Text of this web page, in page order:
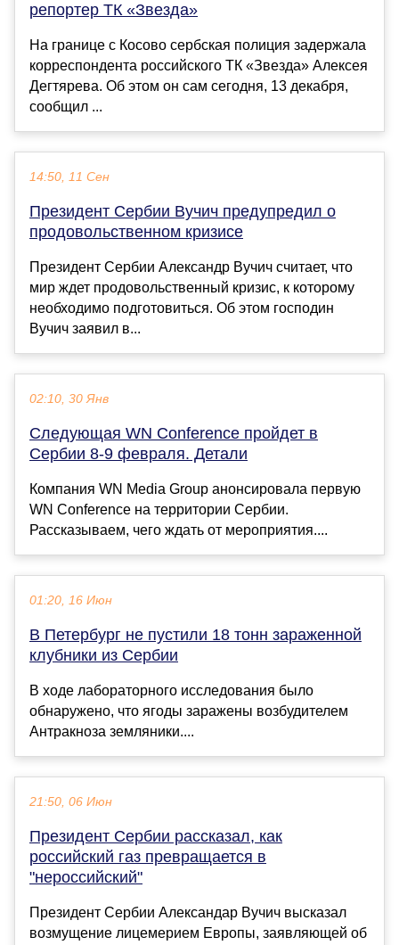
репортер ТК «Звезда»
На границе с Косово сербская полиция задержала
корреспондента российского ТК «Звезда» Алексея
Дегтярева. Об этом он сам сегодня, 13 декабря,
сообщил ...
14:50, 11 Сен
Президент Сербии Вучич предупредил о
продовольственном кризисе
Президент Сербии Александр Вучич считает, что
мир ждет продовольственный кризис, к которому
необходимо подготовиться. Об этом господин
Вучич заявил в...
02:10, 30 Янв
Следующая WN Conference пройдет в
Сербии 8-9 февраля. Детали
Компания WN Media Group анонсировала первую
WN Conference на территории Сербии.
Рассказываем, чего ждать от мероприятия....
01:20, 16 Июн
В Петербург не пустили 18 тонн зараженной
клубники из Сербии
В ходе лабораторного исследования было
обнаружено, что ягоды заражены возбудителем
Антракноза земляники....
21:50, 06 Июн
Президент Сербии рассказал, как
российский газ превращается в
"нероссийский"
Президент Сербии Александар Вучич высказал
возмущение лицемерием Европы, заявляющей об